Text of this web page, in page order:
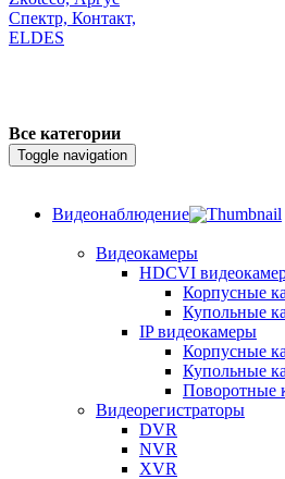
Все категории
Toggle navigation
Видеонаблюдение
Видеокамеры
HDCVI
Корпусные
Купольные
IP видеокамеры
Корпусные
Купольные
Поворотные
Видеорегистраторы
DVR
NVR
XVR